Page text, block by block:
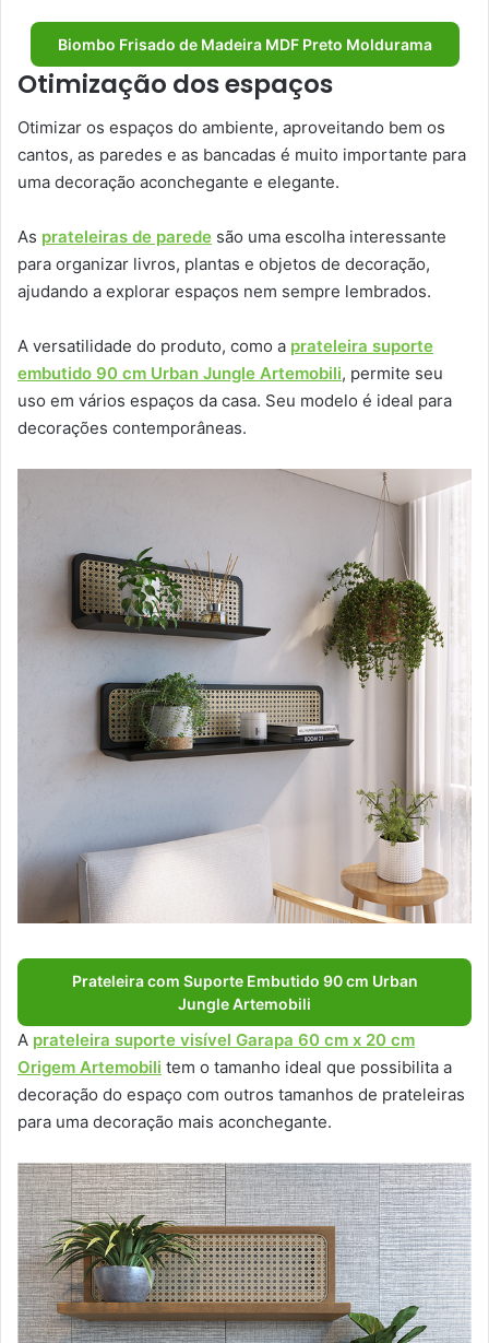
Biombo Frisado de Madeira MDF Preto Moldurama
Otimização dos espaços
Otimizar os espaços do ambiente, aproveitando bem os
cantos, as paredes e as bancadas é muito importante para
uma decoração aconchegante e elegante.
As prateleiras de parede são uma escolha interessante
para organizar livros, plantas e objetos de decoração,
ajudando a explorar espaços nem sempre lembrados.
A versatilidade do produto, como a prateleira suporte
embutido 90 cm Urban Jungle Artemobili, permite seu
uso em vários espaços da casa. Seu modelo é ideal para
decorações contemporâneas.
Prateleira com Suporte Embutido 90 cm Urban
Jungle Artemobili
A prateleira suporte visível Garapa 60 cm x 20 cm
Origem Artemobili tem o tamanho ideal que possibilita a
decoração do espaço com outros tamanhos de prateleiras
para uma decoração mais aconchegante.